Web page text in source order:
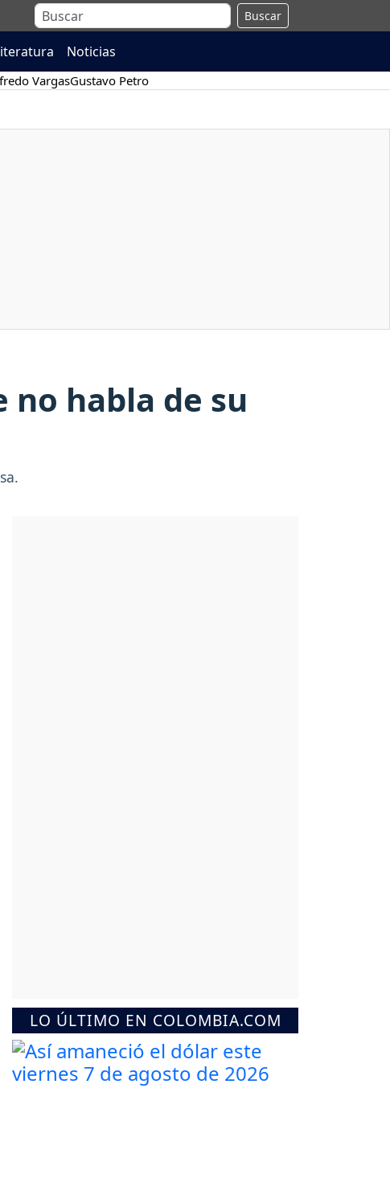
Buscar
Noticias
VargasGustavo Petro
habla de su
LO ÚLTIMO EN COLOMBIA.COM